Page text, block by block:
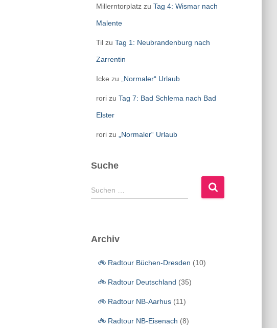
Millerntorplatzzu Tag 4: Wismar nach
Malente
Tilzu Tag 1: Neubrandenburg nach
Zarrentin
Icke zu „Normaler“ Urlaub
rorizu Tag 7: Bad Schlema nach Bad
Elster
rorizu „Normaler“ Urlaub
Suche
S
u
n
Suchen …
Archiv
🚲 Radtour Büchen-Dresden (10)
🚲 Radtour Deutschland (35)
🚲 Radtour NB-Aarhus(11)
🚲 Radtour NB-Eisenach (8)